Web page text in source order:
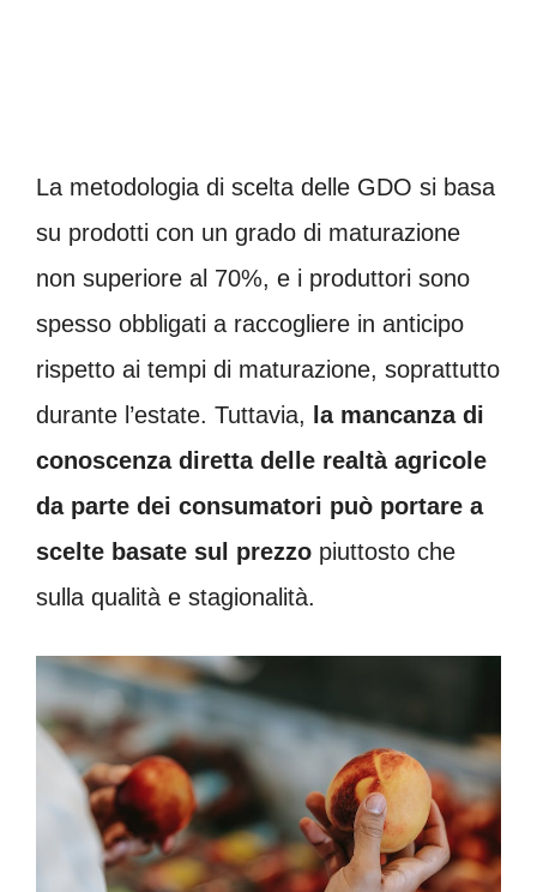
La metodologia di scelta delle GDO si basa
su prodotti con un grado di maturazione
non superiore al 70%, e i produttori sono
spesso obbligati a raccogliere in anticipo
rispetto ai tempi di maturazione, soprattutto
durante l’estate. Tuttavia,
la mancanza di
conoscenza diretta delle realtà agricole
da parte dei consumatori può portare a
scelte basate sul prezzo piuttosto che
sulla qualità e stagionalità.